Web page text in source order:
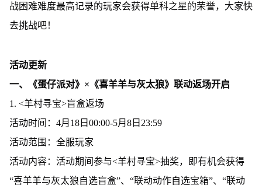
战困难难度最高记录的玩家会获得单科之星的荣誉，大家快
去挑战吧！
活动更新
一、《蛋仔派对》×《喜羊羊与灰太狼》联动返场开启
1. <羊村寻宝>盲盒返场
活动时间：4月18日00:00-5月8日23:59
活动范围：全服玩家
活动内容：活动期间参与<羊村寻宝>抽奖，即有机会获得
“喜羊羊与灰太狼自选盲盒”、“联动动作自选宝箱”、“联动